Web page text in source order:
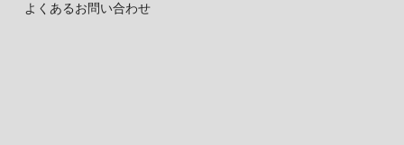
よくあるお問い合わせ